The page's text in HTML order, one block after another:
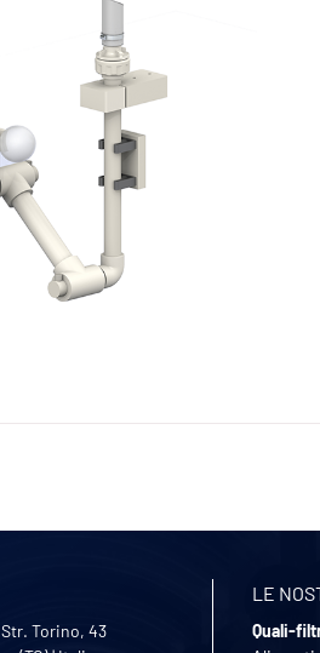
Torino, 43
LE
Quali-